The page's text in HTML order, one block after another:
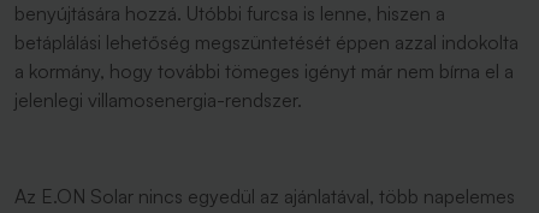
benyújtására hozzá. Utóbbi furcsa is lenne, hiszen a
betáplálási lehetőség megszüntetését éppen azzal indokolta
a kormány, hogy további tömeges igényt már nem bírna el a
jelenlegi villamosenergia-rendszer.
Az E.ON Solar nincs egyedül az ajánlatával, több napelemes